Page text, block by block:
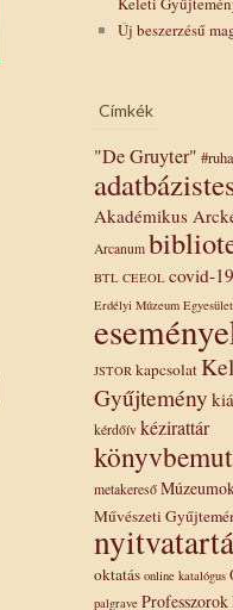
Új beszerzésű
Címkék
"De Gruyter"
Akadémikus
Arcanum
BTL CEEOL covid-19
Erdélyi Múzeum Egyesület
JSTOR kapcsolat
Gyűjtemény
kérdőív kézirattár
metakereső
Művészeti
oktatás online katalógus
palgrave